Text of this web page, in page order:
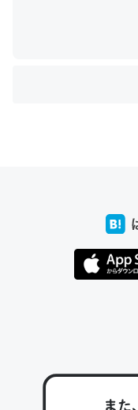
─たまにLINEするくら
コミュニケーションが
コミュニケーションが
私も3年前ぐらいに
https://